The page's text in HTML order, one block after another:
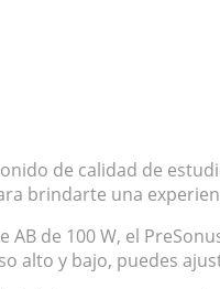
de calidad de
brindarte una
AB de 100 W, el
alto y bajo, puedes